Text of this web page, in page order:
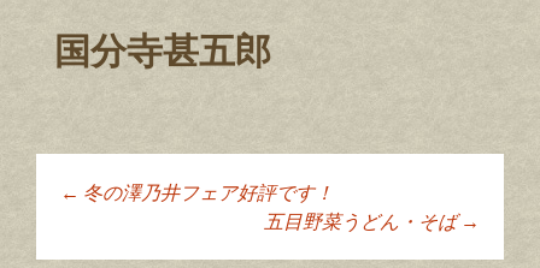
国分寺甚五郎
投稿ナビゲーショ
← 冬の澤乃井フェア好評です！
五目野菜うどん・そば→